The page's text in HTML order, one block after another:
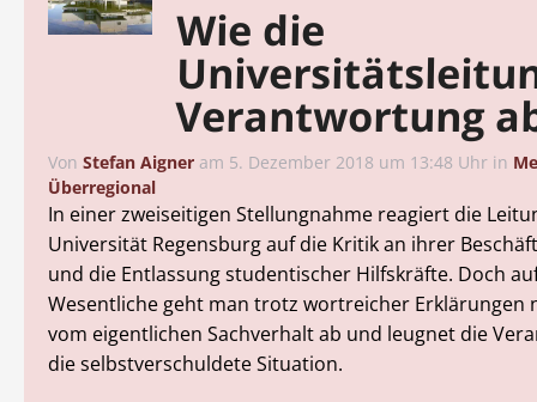
Wie die
Verantwortung
Von Stefan Aigner am 5. Dezember 2018 um 13:48 Uhr in
Überregional
In einer zweiseitigen Stellungnahme reagiert die
Universität Regensburg auf die Kritik an ihrer
und die Entlassung studentischer Hilfskräfte. Doch
Wesentliche geht man trotz wortreicher Erklärungen
vom eigentlichen Sachverhalt ab und leugnet die
die selbstverschuldete Situation.